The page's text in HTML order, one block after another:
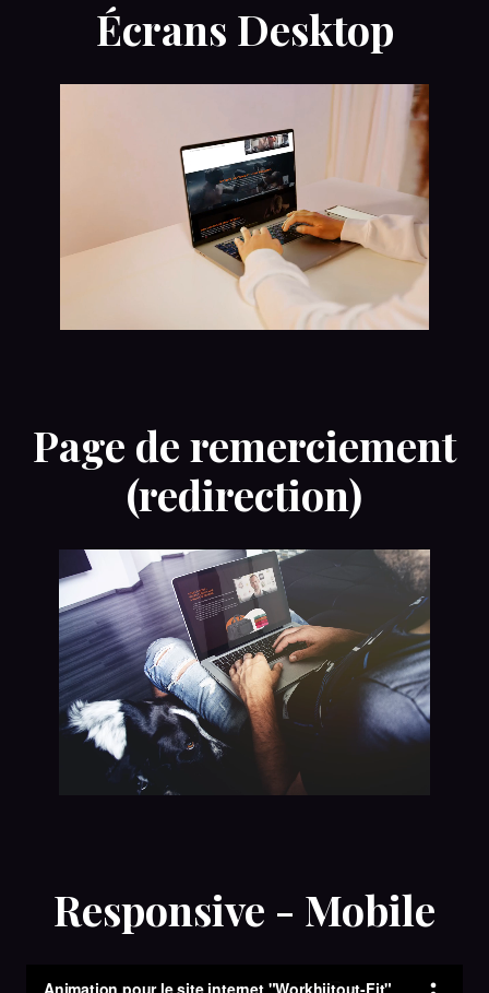
Écrans Desktop
Page de remerciement
(redirection)
Responsive - Mobile